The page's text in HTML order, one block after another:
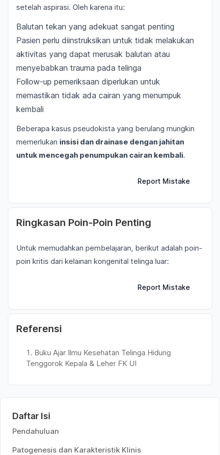
setelah aspirasi. Oleh karena itu:
Balutan tekan yang adekuat sangat penting
Pasien perlu diinstruksikan untuk tidak melakukan
aktivitas yang dapat merusak balutan atau
menyebabkan trauma pada telinga
Follow-up pemeriksaan diperlukan untuk
memastikan tidak ada cairan yang menumpuk
kembali
Beberapa kasus pseudokista yang berulang mungkin
memerlukan insisi dan drainase dengan jahitan
untuk mencegah penumpukan cairan kembali.
Report Mistake
Ringkasan Poin-Poin Penting
Untuk memudahkan pembelajaran, berikut adalah poin-
poin kritis dari kelainan kongenital telinga luar:
Report Mistake
Referensi
Buku Ajar Ilmu Kesehatan Telinga Hidung
Tenggorok Kepala & Leher FK UI
Daftar Isi
Pendahuluan
Patogenesis dan Karakteristik Klinis